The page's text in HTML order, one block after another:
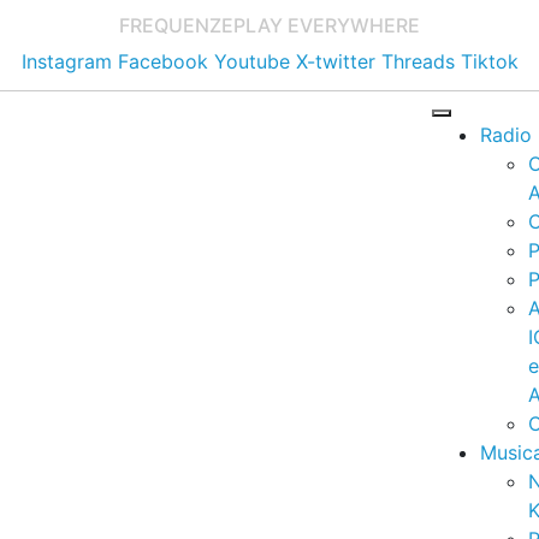
FREQUENZEPLAY EVERYWHERE
Instagram Facebook Youtube X-twitter Threads Tiktok
Radio
e